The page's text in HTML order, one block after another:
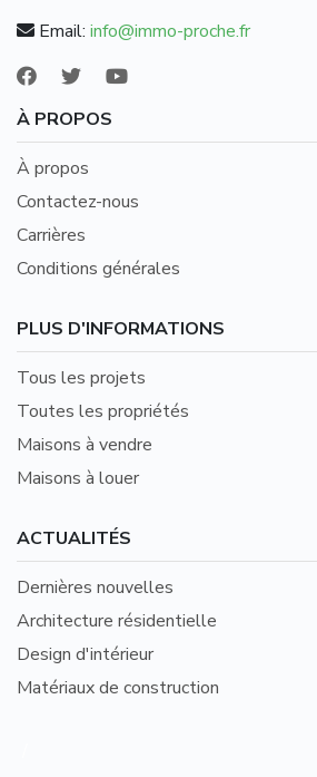
Email: info@immo-proche.fr
À PROPOS
À propos
Contactez-nous
Carrières
Conditions générales
PLUS D'INFORMATIONS
Tous les projets
Toutes les propriétés
Maisons à vendre
Maisons à louer
ACTUALITÉS
Dernières nouvelles
Architecture résidentielle
Design d'intérieur
Matériaux de construction